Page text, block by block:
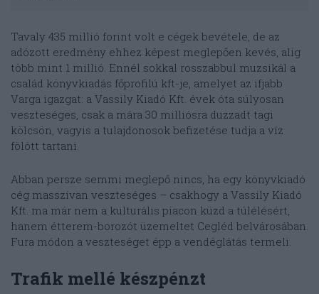
Tavaly 435 millió forint volt e cégek bevétele, de az
adózott eredmény ehhez képest meglepően kevés, alig
több mint 1 millió. Ennél sokkal rosszabbul muzsikál a
család könyvkiadás főprofilú kft-je, amelyet az ifjabb
Varga igazgat: a Vassily Kiadó Kft. évek óta súlyosan
veszteséges, csak a mára 30 milliósra duzzadt tagi
kölcsön, vagyis a tulajdonosok befizetése tudja a víz
fölött tartani.
Abban persze semmi meglepő nincs, ha egy könyvkiadó
cég masszívan veszteséges – csakhogy a Vassily Kiadó
Kft. ma már nem a kulturális piacon küzd a túlélésért,
hanem étterem-borozót üzemeltet Cegléd belvárosában.
Fura módon a veszteséget épp a vendéglátás termeli.
Trafik mellé készpénzt